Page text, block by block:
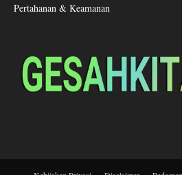
Pertahanan & Keamanan